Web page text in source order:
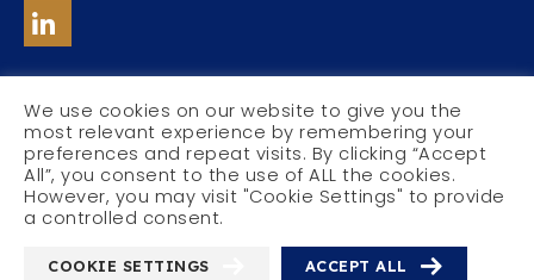
© Meussen Executive Search
Privacyverklaring
We use cookies on our website to give you the
most relevant experience by remembering your
preferences and repeat visits. By clicking “Accept
All”, you consent to the use of ALL the cookies.
However, you may visit "Cookie Settings" to provide
a controlled consent.
COOKIE SETTINGS ACCEPT ALL